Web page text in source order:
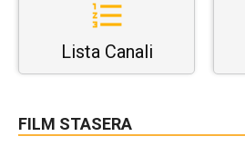
Lista Canali
FILM STASERA